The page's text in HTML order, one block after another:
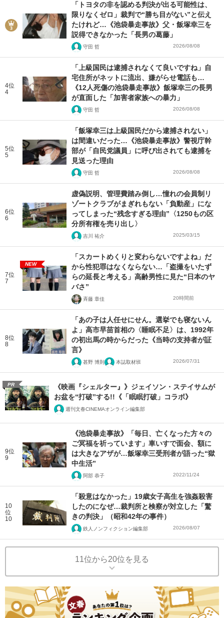
「トヨタの非を認める判決が出る可能性は、
限りなくゼロ」裁判で“勝ち目がない”と伝え
たけれど…《池袋暴走事故》父・飯塚幸三を
説得できなかった「長男の葛藤」
守田 哲 2026/08/08
4位
4
「上級国民は逮捕されなくて良いですね」自
宅住所がネットに流出、嫌がらせ電話も…
《12人死傷の池袋暴走事故》飯塚幸三の長男
が直面した「加害者家族への暴力」
守田 哲 2026/08/08
5位
5
「飯塚幸三は上級国民だから逮捕されない」
は間違いだった…《池袋暴走事故》警視庁幹
部が「自民党議員」に呼び出されても逮捕を
見送った理由
守田 哲 2026/08/08
6位
6
虚偽説明、管理費踏み倒し…憧れの会員制リ
ゾートクラブがまぎれもない「負動産」にな
ってしまった“残念すぎる理由”〈1250もの区
分所有権を売り出し〉
吉川 祐介 2025/03/15
7位
7
NEW
「スカートめくりと変わらないですよね」だ
から性犯罪はなくならない…「盗撮をいたず
らの延長と考える」高齢男性に見た“日本のヤ
バさ”
斉藤 章佳 20時間前
8位
8
「あの子は人任せにせん。選挙でも寝ないん
よ」高市早苗首相の〈睡眠不足〉は、1992年
の初出馬の時からだった《当時の支持者が証
言》
甚野 博則 本誌取材班 2026/07/31
PR
《映画『シェルター』》ジェイソン・ステイサムが
お盆を“打破”する!!《「眠眠打破」コラボ》
週刊文春CINEMAオンライン編集部
9位
9
《池袋暴走事故》「毎日、亡くなった方々の
ご冥福を祈っています」車いすで面会、額に
は大きなアザが…飯塚幸三受刑者が語った“獄
中生活”
阿部 恭子 2022/11/24
10
位
10
「殺意はなかった」19歳女子高生を強姦殺害
したのになぜ…裁判所と検察が対立した「驚
きの判決」（昭和42年の事件）
鉄人ノンフィクション編集部 2026/08/07
11位から20位を見る